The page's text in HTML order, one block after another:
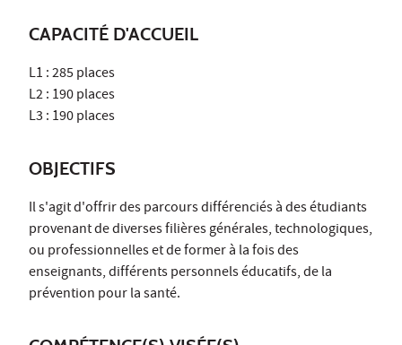
CAPACITÉ D'ACCUEIL
L1 : 285 places
L2 : 190 places
L3 : 190 places
OBJECTIFS
Il s'agit d'offrir des parcours différenciés à des étudiants
provenant de diverses filières générales, technologiques,
ou professionnelles et de former à la fois des
enseignants, différents personnels éducatifs, de la
prévention pour la santé.